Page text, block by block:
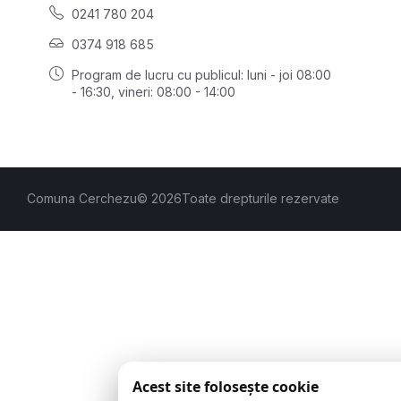
0241 780 204
0374 918 685
Program de lucru cu publicul: luni - joi 08:00
- 16:30 , vineri: 08:00 - 14:00
Comuna Cerchezu© 2026Toate drepturile rezervate
Acest site folosește cookie